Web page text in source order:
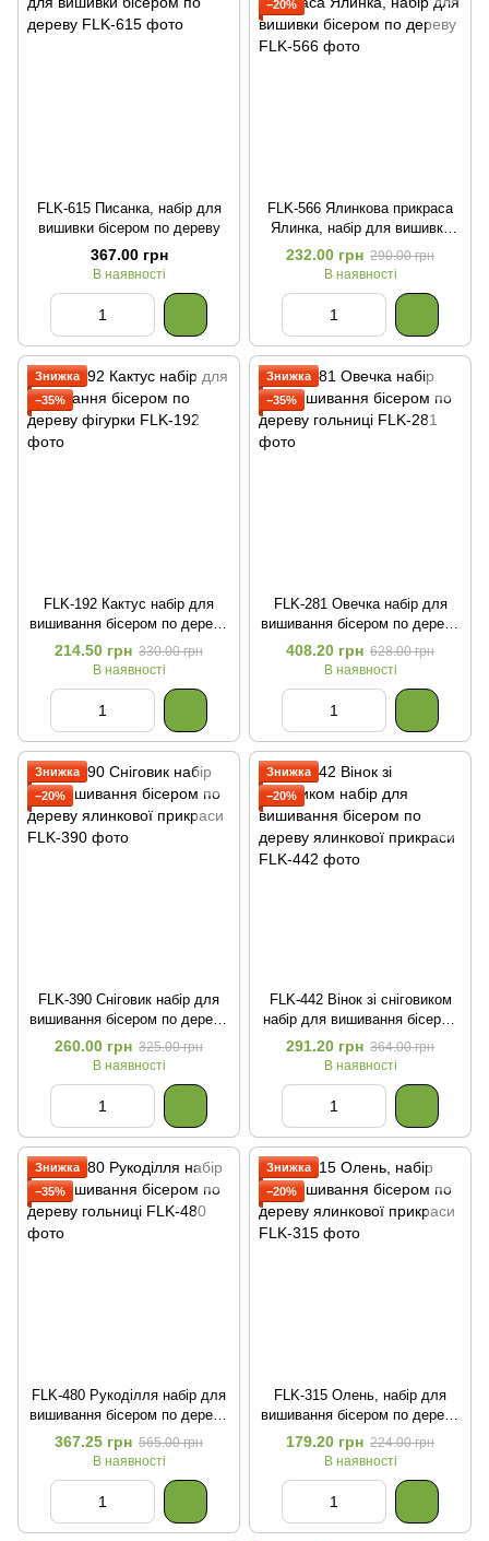
FLK-615 Писанка, набір для
вишивки бісером по дереву
367.00 грн
В наявності
−20%
FLK-566 Ялинкова прикраса
Ялинка, набір для вишивки
бісером по дереву
232.00 грн 290.00 грн
В наявності
Знижка
−35%
FLK-192 Кактус набір для
вишивання бісером по дереву
фігурки
214.50 грн 330.00 грн
В наявності
Знижка
−35%
FLK-281 Овечка набір для
вишивання бісером по дереву
гольниці
408.20 грн 628.00 грн
В наявності
Знижка
−20%
FLK-390 Сніговик набір для
вишивання бісером по дереву
ялинкової прикраси
260.00 грн 325.00 грн
В наявності
Знижка
−20%
FLK-442 Вінок зі сніговиком
набір для вишивання бісером
по дереву ялинкової прикраси
291.20 грн 364.00 грн
В наявності
Знижка
−35%
FLK-480 Рукоділля набір для
вишивання бісером по дереву
гольниці
367.25 грн 565.00 грн
В наявності
Знижка
−20%
FLK-315 Олень, набір для
вишивання бісером по дереву
ялинкової прикраси
179.20 грн 224.00 грн
В наявності